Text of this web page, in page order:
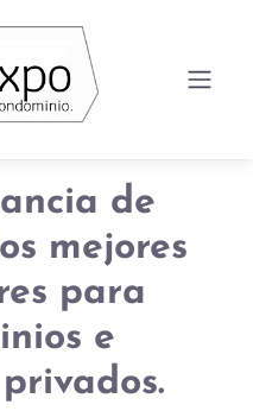
de
mejores
para
e